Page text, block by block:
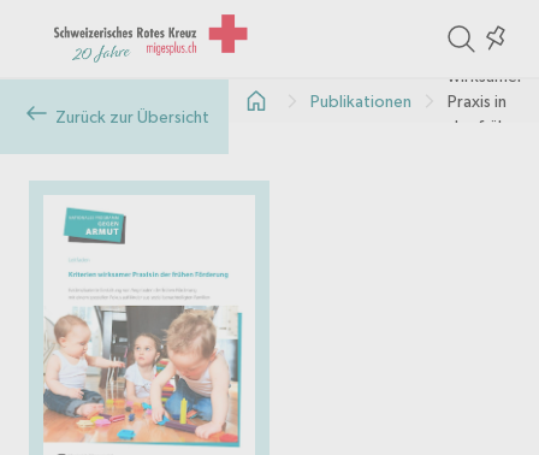
in
the
Zurück zur Übersicht
Publikationen
Kriterien
wirksamer
Praxis in
der frühen